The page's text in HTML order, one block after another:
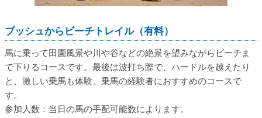
ブッシュからビーチトレイル（有料）
馬に乗って田園風景や川や谷などの絶景を望みながらビーチま
で下りるコースです。最後は波打ち際で、ハードルを越えたり
と、激しい乗馬も体験。乗馬の経験者におすすめのコースで
す。
参加人数：当日の馬の手配可能数によります。